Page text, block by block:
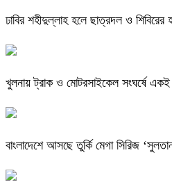
ঢাবির শহীদুল্লাহ হলে ছাত্রদল ও শিবিরের
খুলনায় ট্রাক ও মোটরসাইকেল সংঘর্ষে
বাংলাদেশে আসছে তুর্কি মেগা সিরিজ